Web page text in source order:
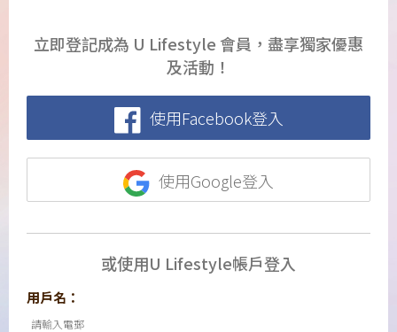
立即登記成為 U Lifestyle 會員，盡享獨家優惠
及活動！
使用Facebook登入
使用Google登入
或使用U Lifestyle帳戶登入
用戶名：